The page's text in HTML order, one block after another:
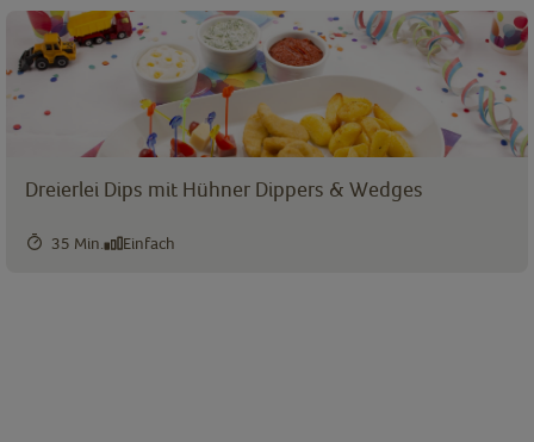
Dreierlei Dips mit Hühner Dippers & Wedges
35 Min. Einfach